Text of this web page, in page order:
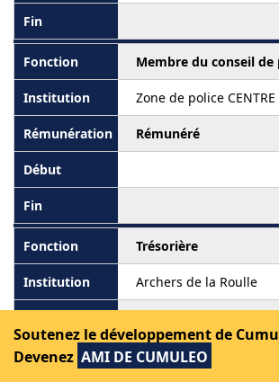
Membre du conseil de
Zone de police CENTRE
Rémunéré
Trésorière
Archers de la Roulle
Soutenez le développement de
Devenez AMI DE CUMULEO